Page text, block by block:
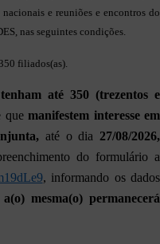
e reuniões e encontros do
nas seguintes condições.
filiados(as).
até 350 (trezentos e
quemanifestem interesse em
até o dia 27/08/2026,
do formulário a
, informando os dados
mesma(o) permanecerá